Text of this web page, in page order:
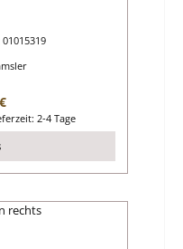
01015319
Preis:
2-4 Tage